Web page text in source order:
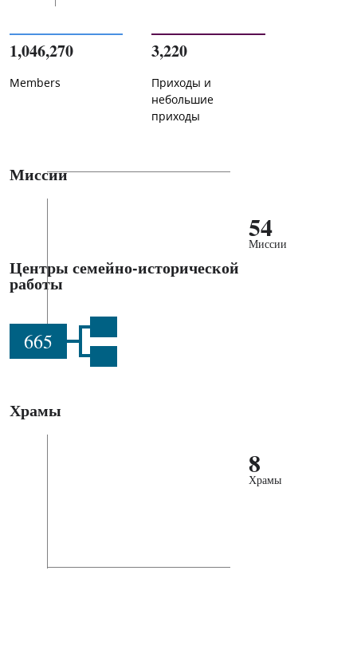
1,046,270
Members
3,220
Приходы и
небольшие
приходы
Миссии
54
Миссии
Центры семейно-исторической
работы
665
Храмы
8
Храмы